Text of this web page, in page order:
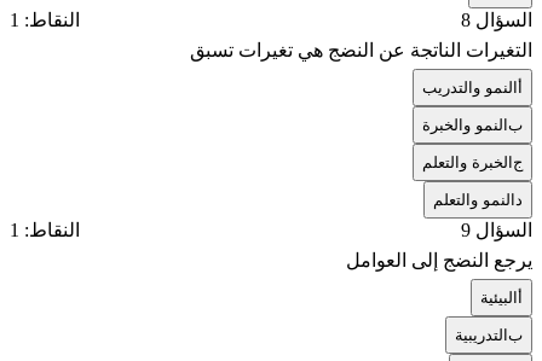
السؤال 8
النقاط: 1
التغيرات الناتجة عن النضج هي تغيرات تسبق
النمو والتدريب
بالنمو والخبرة
جالخبرة والتعلم
النمو والتعلم
السؤال 9
النقاط: 1
يرجع النضج إلى العوامل
البيئية
بالتدريبية